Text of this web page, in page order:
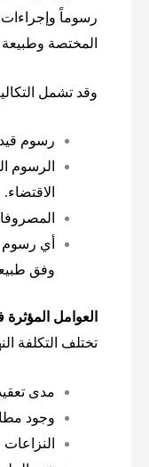
رسوماً
المختصة
وقد تشمل
رسوم
الرسوم
الاقتضاء.
أي رسوم
وفق
العوامل المؤثرة
تختلف التكلفة
مدى
وجود